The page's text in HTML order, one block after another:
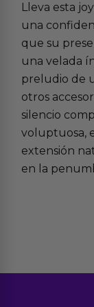
Lleva esta
una
que su
una velada
preludio de
otros
silencio
voluptuosa,
extensión
en la